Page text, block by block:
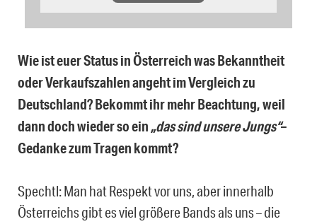
Wie ist euer Status in Österreich was Bekanntheit
oder Verkaufszahlen angeht im Vergleich zu
Deutschland? Bekommt ihr mehr Beachtung, weil
dann doch wieder so ein„das sind unsere Jungs“–
Gedanke zum Tragen kommt?
Spechtl: Man hat Respekt vor uns, aber innerhalb
Österreichs gibt es viel größere Bands als uns – die